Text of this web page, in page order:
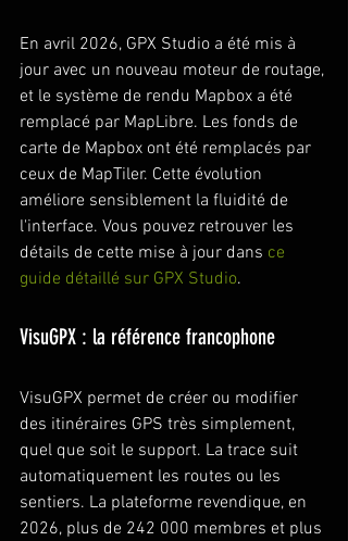
En avril 2026, GPX Studio a été mis à
jour avec un nouveau moteur de routage,
et le système de rendu Mapbox a été
remplacé par MapLibre. Les fonds de
carte de Mapbox ont été remplacés par
ceux de MapTiler. Cette évolution
améliore sensiblement la fluidité de
l'interface. Vous pouvez retrouver les
détails de cette mise à jour dans ce
guide détaillé sur GPX Studio.
VisuGPX : la référence francophone
VisuGPX permet de créer ou modifier
des itinéraires GPS très simplement,
quel que soit le support. La trace suit
automatiquement les routes ou les
sentiers. La plateforme revendique, en
2026, plus de 242 000 membres et plus